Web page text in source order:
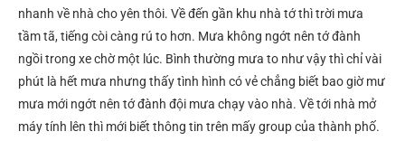
nhanh về nhà cho yên thôi. Về đến gần khu nhà tớ thì trời mưa
tầm tã, tiếng còi càng rú to hơn. Mưa không ngớt nên tớ đành
ngồi trong xe chờ một lúc. Bình thường mưa to như vậy thì chỉ vài
phút là hết mưa nhưng thấy tình hình có vẻ chẳng biết bao giờ mư
mưa mới ngớt nên tớ đành đội mưa chạy vào nhà. Về tới nhà mở
máy tính lên thì mới biết thông tin trên mấy group của thành phố.